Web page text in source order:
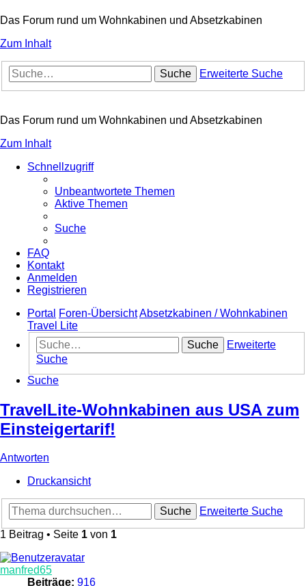
Das Forum rund um Wohnkabinen und Absetzkabinen
Zum Inhalt
Suche Erweiterte Suche
Das Forum rund um Wohnkabinen und Absetzkabinen
Zum Inhalt
Schnellzugriff
Unbeantwortete Themen
Aktive Themen
Suche
FAQ
Kontakt
Anmelden
Registrieren
Portal
Foren-ÜbersichtAbsetzkabinen / Wohnkabinen
Travel Lite
Suche
Erweiterte
Suche
Suche
TravelLite-Wohnkabinen aus USA zum
Einsteigertarif!
Antworten
Druckansicht
Suche
Erweiterte Suche
1 Beitrag • Seite 1 von 1
manfred65
Beiträge: 916